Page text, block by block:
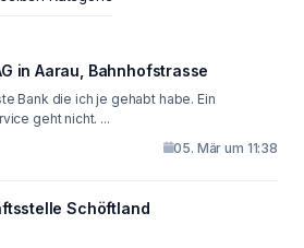
in Aarau, Bahnhofstrasse
Bank die ich je gehabt habe. Ein
geht nicht. ...
05. Mär um 11:38
Schöftland